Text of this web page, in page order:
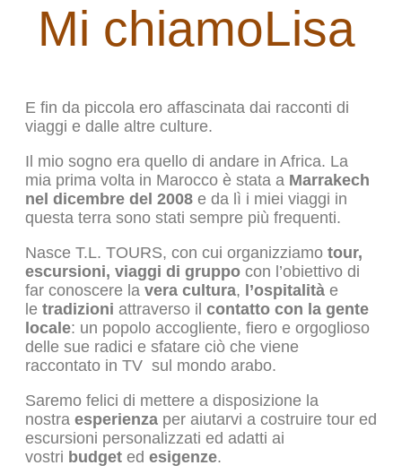
Mi chiamoLisa
E fin da piccola ero affascinata dai racconti di
viaggi e dalle altre culture.
Il mio sogno era quello di andare in Africa. La
mia prima volta in Marocco è stata a Marrakech
nel dicembre del 2008 e da lì i miei viaggi in
questa terra sono stati sempre più frequenti.
Nasce T.L. TOURS, con cui organizziamo tour,
escursioni, viaggi di gruppo con l’obiettivo di
far conoscere la vera cultura, l’ospitalità e
le tradizioni attraverso il contatto con la gente
locale: un popolo accogliente, fiero e orgoglioso
delle sue radici e sfatare ciò che viene
raccontato in TV sul mondo arabo.
Saremo felici di mettere a disposizione la
nostra esperienza per aiutarvi a costruire tour ed
escursioni personalizzati ed adatti ai
vostri budget ed esigenze.